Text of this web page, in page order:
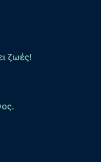
ζωές!